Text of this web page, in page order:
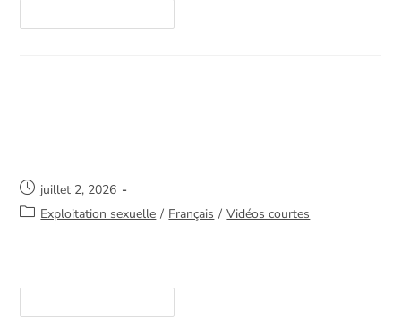
juillet 2, 2026
Exploitation sexuelle / Français / Vidéos courtes